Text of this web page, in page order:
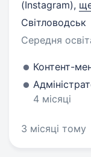
(Instagram),
Світловодськ
Середня
Контент-
4 місяці
3 місяці тому